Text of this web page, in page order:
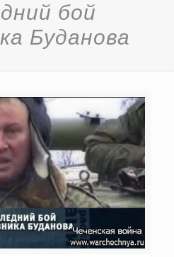
бой
Буданова